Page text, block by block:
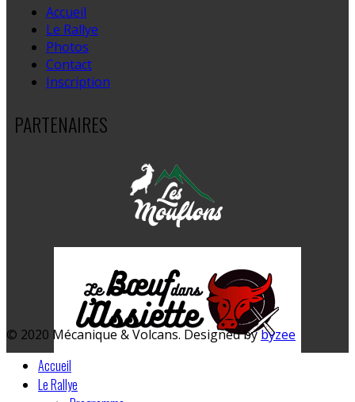
Accueil
Le Rallye
Photos
Contact
Inscription
PARTENAIRES
© 2020 Mécanique & Volcans. Designed bybyzee
Accueil
Le Rallye